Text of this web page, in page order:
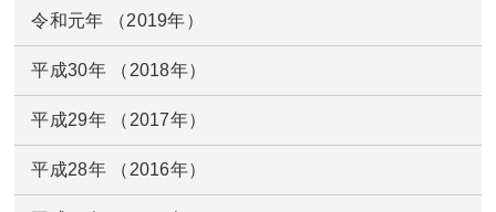
令和元年 （2019年）
平成30年 （2018年）
平成29年 （2017年）
平成28年 （2016年）